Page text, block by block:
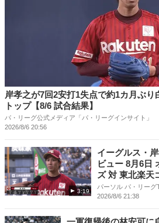
岸孝之が7回2安打1失点で約1カ月ぶ
トップ【8/6 試合結果】
パ・リーグ公式メディア「パ・リーグインサイト」
2026/8/6 20:56
3:19
イーグルス・
ビュー 8月6日
ズ 対 東北楽天
パーソル パ・リーグ
2026/8/6 21:38